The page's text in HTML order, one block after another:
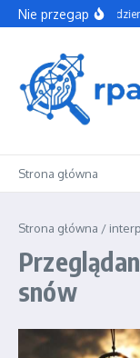
Przejdź do treści
Nie przegapCzy
Strona główna
Strona główna /
snów